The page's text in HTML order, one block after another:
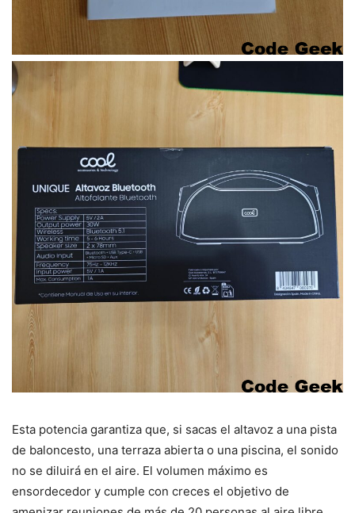
Esta potencia garantiza que, si sacas el altavoz a una pista
de baloncesto, una terraza abierta o una piscina, el sonido
no se diluirá en el aire. El volumen máximo es
ensordecedor y cumple con creces el objetivo de